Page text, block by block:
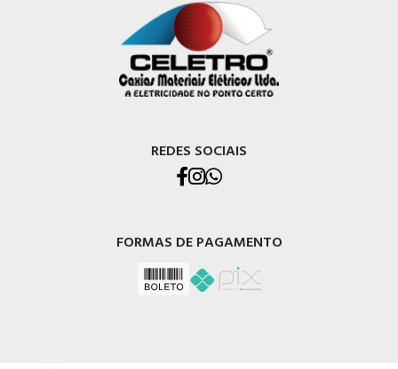
REDES SOCIAIS
FORMAS DE PAGAMENTO